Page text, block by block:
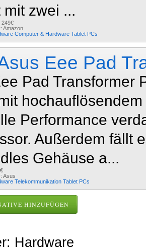
mit zwei ...
249€
Amazon
Computer & Hardware Tablet PCs
Eee Pad
Pad Transformer
Performance
Außerdem fällt
Gehäuse a...
Asus
Telekommunikation Tablet PCs
HINZUFÜGEN
Hardware